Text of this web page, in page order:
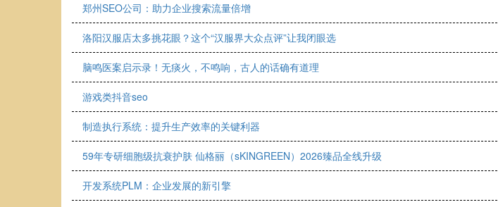
郑州SEO公司：助力企业搜索流量倍增
洛阳汉服店太多挑花眼？这个“汉服界大众点评”让我闭眼选
脑鸣医案启示录！无痰火，不鸣响，古人的话确有道理
游戏类抖音seo
制造执行系统：提升生产效率的关键利器
59年专研细胞级抗衰护肤 仙格丽（sKINGREEN）2026臻品全线升级
开发系统PLM：企业发展的新引擎